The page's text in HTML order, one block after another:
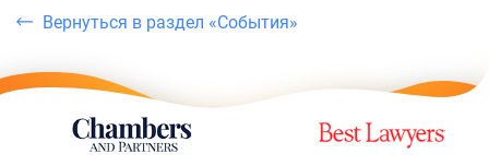
Вернуться в раздел «События»